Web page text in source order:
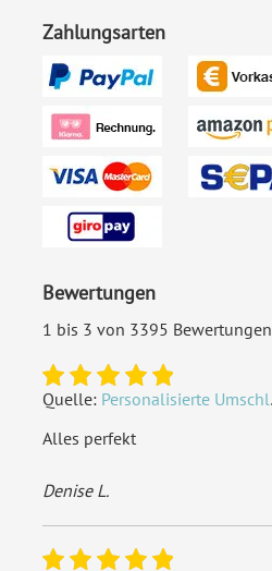
Zahlungsarten
Bewertungen
1 bis 3 von 3395 Bewertungen
Quelle: Personalisierte Umschläge - Vintage - Quadrat 155 x 155 mm
Alles perfekt
Denise L.